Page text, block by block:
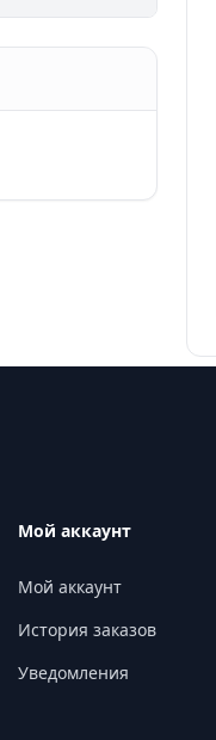
Мой аккаунт
Мой аккаунт
История заказов
Уведомления